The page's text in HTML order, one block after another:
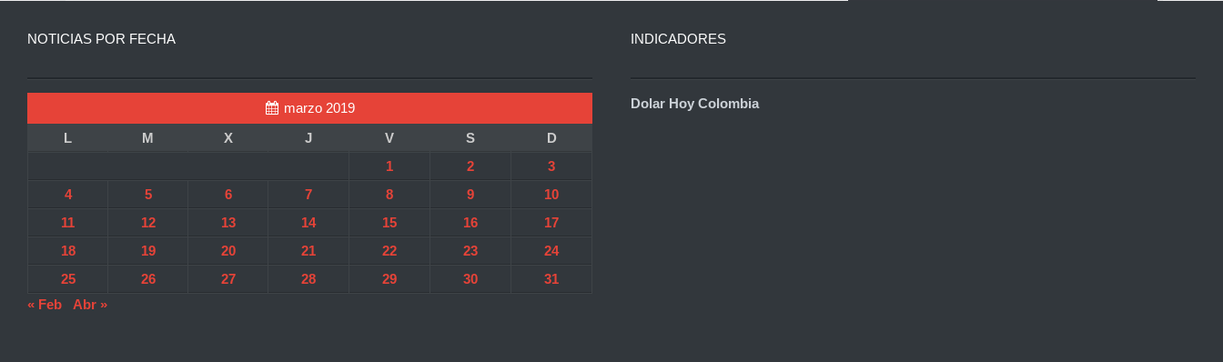
NOTICIAS POR FECHA
marzo 2019
L
M X J V S
D
1
2
3
4
5 6 7 8 9
10
11
12 13 14 15 16
17
18
19 20 21 22 23
24
25
26 27 28 29 30
31
« Feb
Abr »
INDICADORES
Dolar Hoy Colombia